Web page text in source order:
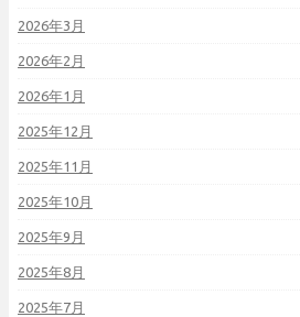
2026年3月
2026年2月
2026年1月
2025年12月
2025年11月
2025年10月
2025年9月
2025年8月
2025年7月